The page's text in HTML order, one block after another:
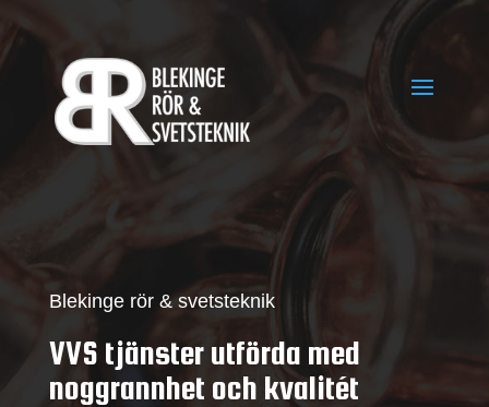
Blekinge rör & svetsteknik
VVS tjänster utförda med
noggrannhet och kvalitét